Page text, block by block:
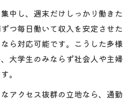
中し、週末だけしっかり働きた
つ毎日働いて収入を安定させた
ら対応可能です。こうした多様
大学生のみならず社会人や主婦
。
アクセス抜群の立地なら、通勤